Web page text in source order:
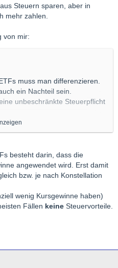
(z. B. FBD Holdings –
nötig)
/ Italien
oft langwierig und teuer.
Geld in den jeweiligen
verbleibt. Ich würde mir bei
auch immer eine
muss.
aufgrund der Steuerthematik
Steuern sparen, aber in
mehr zahlen.
von mir:
muss man differenzieren.
ein Nachteil sein.
unbeschränkte Steuerpflicht
Quellensteuern aus dem
Daher hat der
Teilfreistellung eingeführt.
besteuert werden:
besteht darin, dass die
angewendet wird. Erst damit
bzw. je nach Konstellation
wenig Kursgewinne haben)
Fällen keine Steuervorteile.